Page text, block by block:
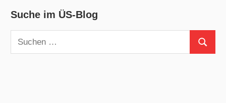
Suche im ÜS-Blog
Suchen
nach:
Suchen